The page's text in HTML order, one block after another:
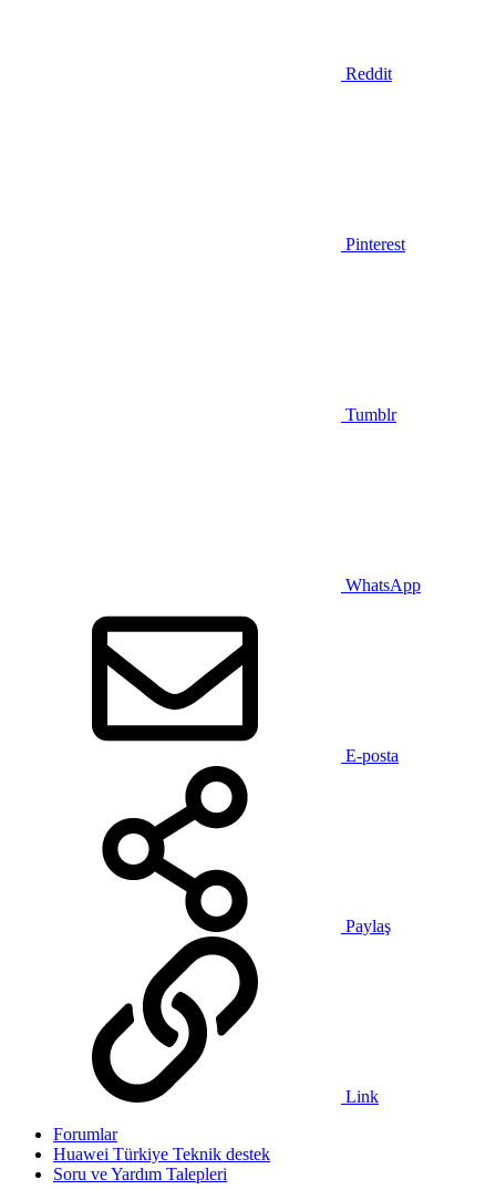
Reddit
Pinterest
Tumblr
WhatsApp
E-posta
Paylaş
Link
Forumlar
Huawei Türkiye Teknik destek
Soru ve Yardım Talepleri